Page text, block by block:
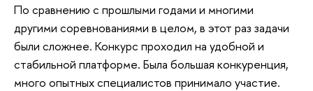
По сравнению с прошлыми годами и многими
другими соревнованиями в целом, в этот раз задачи
были сложнее. Конкурс проходил на удобной и
стабильной платформе. Была большая конкуренция,
много опытных специалистов принимало участие.